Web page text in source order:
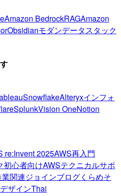
Amazon BedrockRAGAmazon
Obsidianモダンデータスタック
SnowflakeAlteryxインフォ
SplunkVision OneNotion
re:Invent 2025AWS再入門
初心者向けAWSテクニカルサポ
関連ジョインブログくらめそ
デザインThai